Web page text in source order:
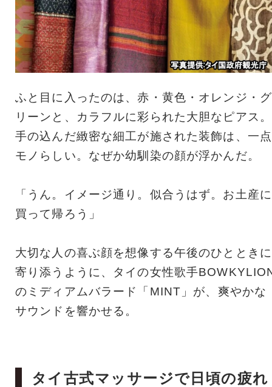
ふと目に入ったのは、赤・黄色・オレンジ・グ
リーンと、カラフルに彩られた大胆なピアス。
手の込んだ緻密な細工が施された装飾は、一点
モノらしい。なぜか幼馴染の顔が浮かんだ。
「うん。イメージ通り。似合うはず。お土産に
買って帰ろう」
大切な人の喜ぶ顔を想像する午後のひとときに
寄り添うように、タイの女性歌手
のミディアムバラード「MINT」が、爽やかな
サウンドを響かせる。
タイ古式マッサージで日頃の疲れ